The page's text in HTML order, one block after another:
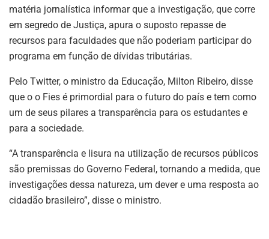
matéria jornalística informar que a investigação, que corre
em segredo de Justiça, apura o suposto repasse de
recursos para faculdades que não poderiam participar do
programa em função de dívidas tributárias.
Pelo Twitter, o ministro da Educação, Milton Ribeiro, disse
que o o Fies é primordial para o futuro do país e tem como
um de seus pilares a transparência para os estudantes e
para a sociedade.
“A transparência e lisura na utilização de recursos públicos
são premissas do Governo Federal, tornando a medida, que
investigações dessa natureza, um dever e uma resposta ao
cidadão brasileiro”, disse o ministro.